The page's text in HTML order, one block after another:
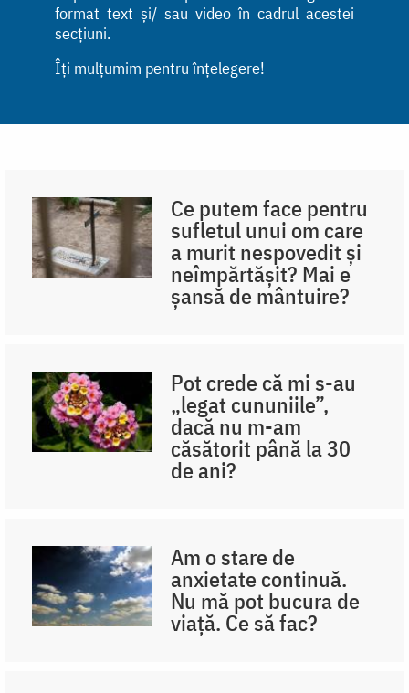
format text și/ sau video în cadrul acestei
secțiuni.
Îți mulțumim pentru înțelegere!
Ce putem face pentru
sufletul unui om care
a murit nespovedit și
neîmpărtășit? Mai e
șansă de mântuire?
Pot crede că mi s-au
„legat cununiile”,
dacă nu m-am
căsătorit până la 30
de ani?
Am o stare de
anxietate continuă.
Nu mă pot bucura de
viață. Ce să fac?